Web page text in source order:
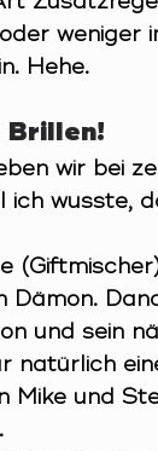
weniger
Hehe.
wir bei
ich wusste,
Dämon.
und sein
natürlich
Mike und